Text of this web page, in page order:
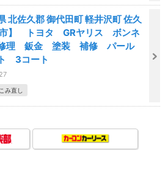
北佐久郡 御代田町 軽井沢町 佐久
市】 トヨタ GRヤリス ボンネ
理 鈑金 塗装 補修 パール
3コート
み直し